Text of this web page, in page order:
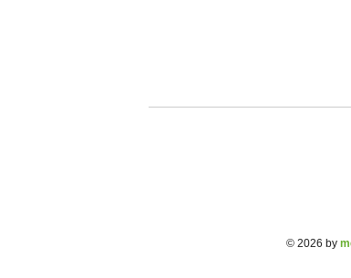
© 2026 by